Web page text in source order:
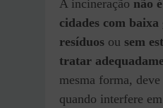
A incineração não
cidades com baixa
resíduos ou sem
tratar
mesma forma,
quando interfere